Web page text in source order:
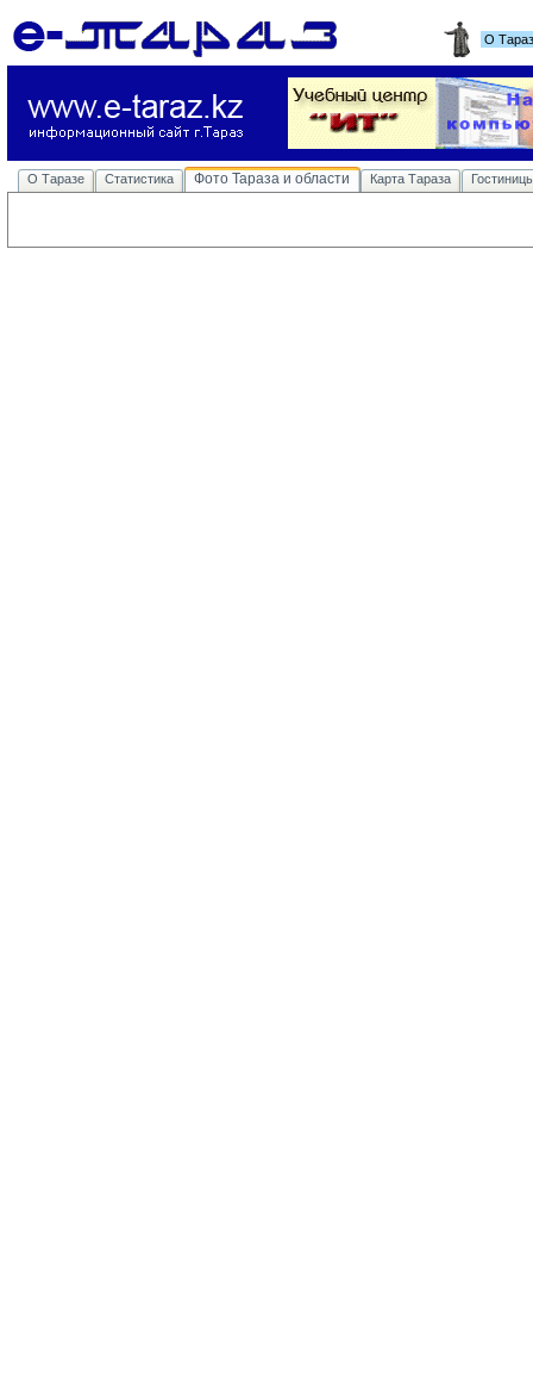
О
О Таразе Статистика Фото Тараза и области Карта Тараза